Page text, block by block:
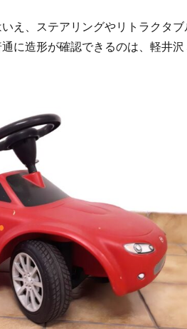
え、ステアリングやリトラクタ
に造形が確認できるのは、軽井